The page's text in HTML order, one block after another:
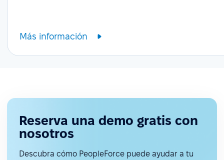
Más información
Reserva una demo gratis con
nosotros
Descubra cómo PeopleForce puede ayudar a tu